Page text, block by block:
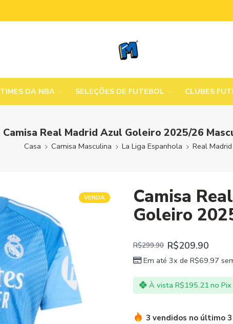
TIMES DA NBA SELEÇÕES DE FUTEBOL CLUBES
Camisa Real Madrid Azul Goleiro 2025/26
Casa Camisa Masculina La Liga Espanhola Real Madrid
VENDA Camisa
Goleiro
R$299.90 R$209.90
Em até 3x de R$69.97
À vista R$195.21 no Pix
3 vendidos no último